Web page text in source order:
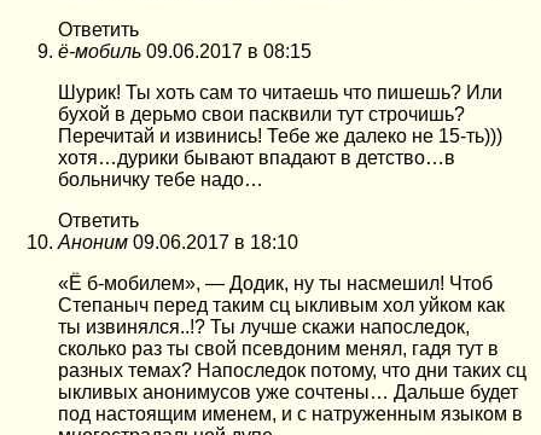
Ответить
ё-мобиль 09.06.2017 в 08:15
Шурик! Ты хоть сам то читаешь что пишешь? Или
бухой в дерьмо свои пасквили тут строчишь?
Перечитай и извинись! Тебе же далеко не 15-ть)))
хотя…дурики бывают впадают в детство…в
больничку тебе надо…
Ответить
Аноним 09.06.2017 в 18:10
«Ё б-мобилем», — Додик, ну ты насмешил! Чтоб
Степаныч перед таким сц ыкливым хол уйком как
ты извинялся..!? Ты лучше скажи напоследок,
сколько раз ты свой псевдоним менял, гадя тут в
разных темах? Напоследок потому, что дни таких сц
ыкливых анонимусов уже сочтены… Дальше будет
под настоящим именем, и с натруженным языком в